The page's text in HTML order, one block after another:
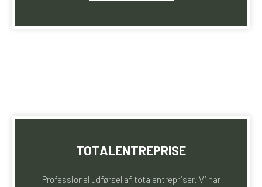
TOTALENTREPRISE
Professionel udførsel af totalentrepriser. Vi har